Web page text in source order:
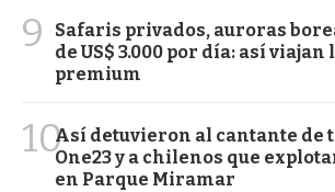
9
Safaris privados, auroras
de US$ 3.000 por día: así
premium
10Así detuvieron al cantante de
One23 y a chilenos que
en Parque Miramar